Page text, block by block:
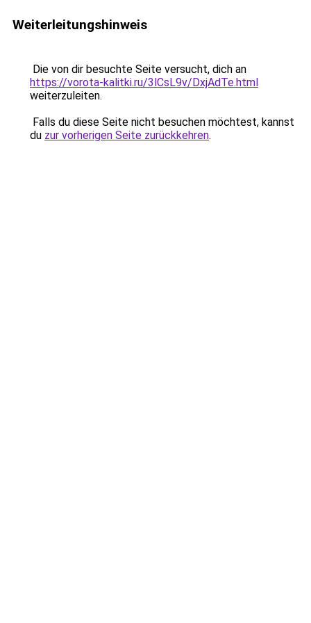
Weiterleitungshinweis
Die von dir besuchte Seite versucht, dich an
https://vorota-kalitki.ru/3lCsL9v/DxjAdTe.html
weiterzuleiten.
Falls du diese Seite nicht besuchen möchtest, kannst
du zur vorherigen Seite zurückkehren.